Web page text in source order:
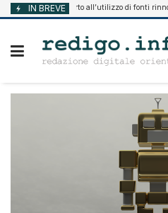
Vai
al
IN BREVE
2026 Supporto all’utilizzo di fonti rinnovabili